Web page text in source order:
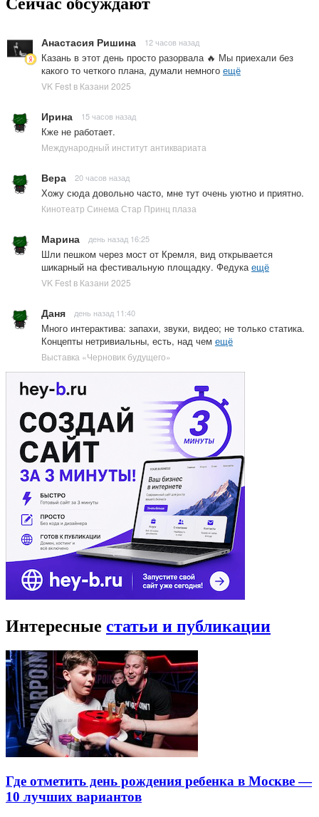
Анастасия Ришина 12 часов назад
Казань в этот день просто разорвала 🔥 Мы приехали без
какого то четкого плана, думали немного ещё
VK Fest в Казани 2025
Ирина 15 часов назад
Кже не работает.
Международный институт антиквариата
Вера 20 часов назад
Хожу сюда довольно часто, мне тут очень уютно и приятно.
Кинотеатр Синема Стар Принц плаза
Марина день назад 16:25
Шли пешком через мост от Кремля, вид открывается
шикарный на фестивальную площадку. Федукаещё
VK Fest в Казани 2025
Даня день назад 11:40
Много интерактива: запахи, звуки, видео; не только статика.
Концепты нетривиальны, есть, над чем ещё
Выставка «Черновик будущего»
Интересные статьи и публикации
Где отметить день рождения ребенка в Москве —
10 лучших вариантов